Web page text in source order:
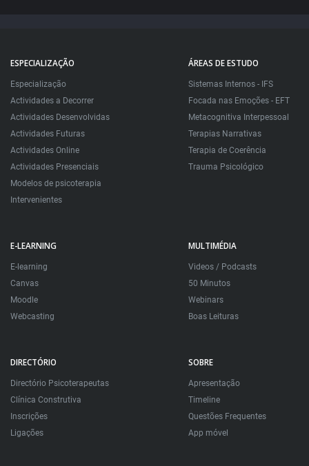
ESPECIALIZAÇÃO
Especialização
Actividades a Decorrer
Actividades Desenvolvidas
Actividades Futuras
Actividades Online
Actividades Presenciais
Modelos de psicoterapia
Intervenientes
ÁREAS DE ESTUDO
Sistemas Internos - IFS
Focada nas Emoções - EFT
Metacognitiva Interpessoal
Terapias Narrativas
Terapia de Coerência
Trauma Psicológico
E-LEARNING
E-learning
Canvas
Moodle
Webcasting
MULTIMÉDIA
Videos / Podcasts
50 Minutos
Webinars
Boas Leituras
DIRECTÓRIO
Directório Psicoterapeutas
Clínica Construtiva
Inscrições
Ligações
SOBRE
Apresentação
Timeline
Questões Frequentes
App móvel